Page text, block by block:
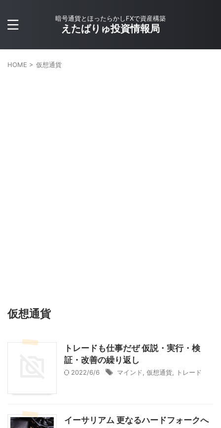
暗号通貨とほったらかしFXで資産構築
えたばりゅ投資情報局
HOME > 仮想通貨
仮想通貨
トレードも仕事だぜ 仮説・実行・検
証・改善の繰り返し
2022/6/6 マインド 仮想通貨 トレード
イーサリアム 更なるハードフォークへ